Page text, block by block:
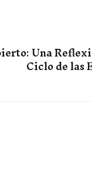
Una
Ciclo de las